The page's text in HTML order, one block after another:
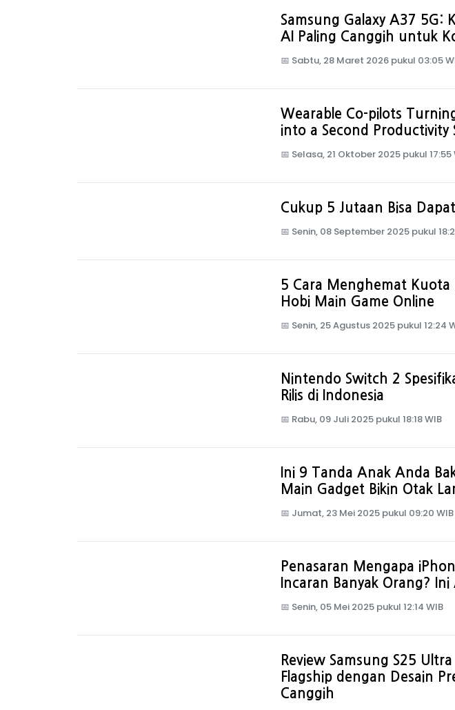
Samsung Galaxy A37 5G:
AI Paling Canggih untuk
📅 Sabtu, 28 Maret 2026 pukul 03:05
Wearable Co-pilots
into a Second Productivity
📅 Selasa, 21 Oktober 2025 pukul 17:55
Cukup 5 Jutaan Bisa
📅 Senin, 08 September 2025 pukul
5 Cara Menghemat
Hobi Main Game Online
📅 Senin, 25 Agustus 2025 pukul 12:24
Nintendo Switch 2
Rilis di Indonesia
📅 Rabu, 09 Juli 2025 pukul 18:18 WIB
Ini 9 Tanda Anak Anda
Main Gadget Bikin Otak
📅 Jumat, 23 Mei 2025 pukul 09:20 WIB
Penasaran Mengapa
Incaran Banyak Orang? Ini
📅 Senin, 05 Mei 2025 pukul 12:14 WIB
Review Samsung S25
Flagship dengan Desain
Canggih